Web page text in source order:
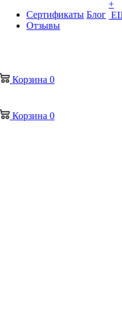
Сертификаты
Отзывы
Блог
+
Корзина 0
Корзина 0